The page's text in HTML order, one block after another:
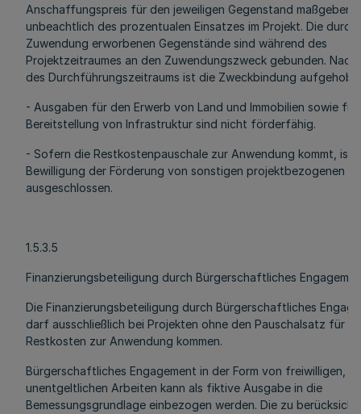
Anschaffungspreis für den jeweiligen Gegenstand
unbeachtlich des prozentualen Einsatzes im Projekt. Die durch
Zuwendung erworbenen Gegenstände sind während des
Projektzeitraumes an den Zuwendungszweck gebunden. Nach
des Durchführungszeitraums ist die Zweckbindung
- Ausgaben für den Erwerb von Land und Immobilien sowie für
Bereitstellung von Infrastruktur sind nicht förderfähig.
- Sofern die Restkostenpauschale zur Anwendung kommt, ist
Bewilligung der Förderung von sonstigen projektbezogenen
ausgeschlossen.
1.5.3.5
Finanzierungsbeteiligung durch Bürgerschaftliches
Die Finanzierungsbeteiligung durch Bürgerschaftliches
darf ausschließlich bei Projekten ohne den Pauschalsatz für
Restkosten zur Anwendung kommen.
Bürgerschaftliches Engagement in der Form von freiwilligen,
unentgeltlichen Arbeiten kann als fiktive Ausgabe in die
Bemessungsgrundlage einbezogen werden. Die zu